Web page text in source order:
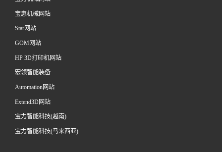
宝惠机械网站
Star网站
GOM网站
HP 3D打印机网站
宏领智能装备
Automation网站
Extend3D网站
宝力智能科技(越南)
宝力智能科技(马来西亚)